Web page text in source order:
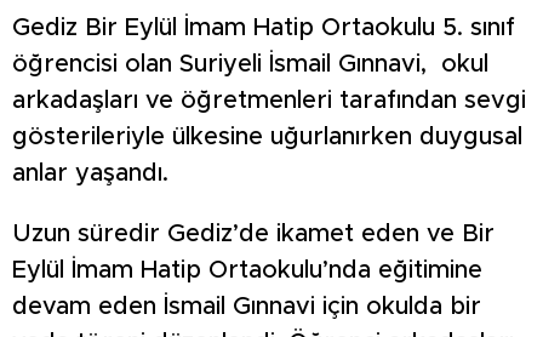
Gediz Bir Eylül İmam Hatip Ortaokulu 5. sınıf
öğrencisi olan Suriyeli İsmail Gınnavi, okul
arkadaşları ve öğretmenleri tarafından sevgi
gösterileriyle ülkesine uğurlanırken duygusal
anlar yaşandı.
Uzun süredir Gediz’de ikamet eden ve Bir
Eylül İmam Hatip Ortaokulu’nda eğitimine
devam eden İsmail Gınnavi için okulda bir